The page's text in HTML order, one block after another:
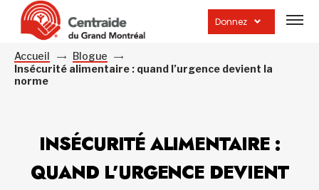
Donnez
la
Accueil
Blogue
Insécurité alimentaire : quand l’urgence devient la
norme
INSÉCURITÉ ALIMENTAIRE :
QUAND L’URGENCE DEVIENT